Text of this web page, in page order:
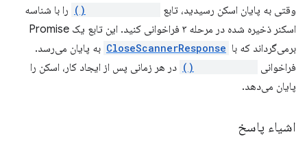
وقتی به پایان اسکن رسیدید، تابع
را با شناسه
اسکنر ذخیره شده در مرحله ۳ فراخوانی کنید. این تابع یک Promise
برمی‌گرداند که با CloseScannerResponse به پایان می‌رسد.
فراخوانی
در هر زمانی پس از ایجاد کار، اسکن را
پایان می‌دهد.
اشیاء پاسخ